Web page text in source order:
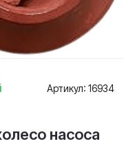
Артикул: 16934
насоса